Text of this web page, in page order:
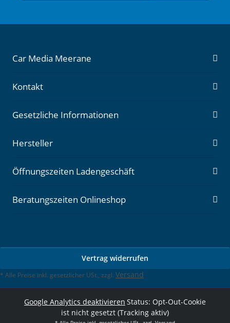
Car Media Meerane
Kontakt
Gesetzliche Informationen
Hersteller
Öffnungszeiten Ladengeschäft
Beratungszeiten Onlineshop
Vertrag widerrufen
* Alle Preise inkl. gesetzlicher USt., zzgl. Versand
Google Analytics deaktivieren Status: Opt-Out-Cookie
ist nicht gesetzt (Tracking aktiv)